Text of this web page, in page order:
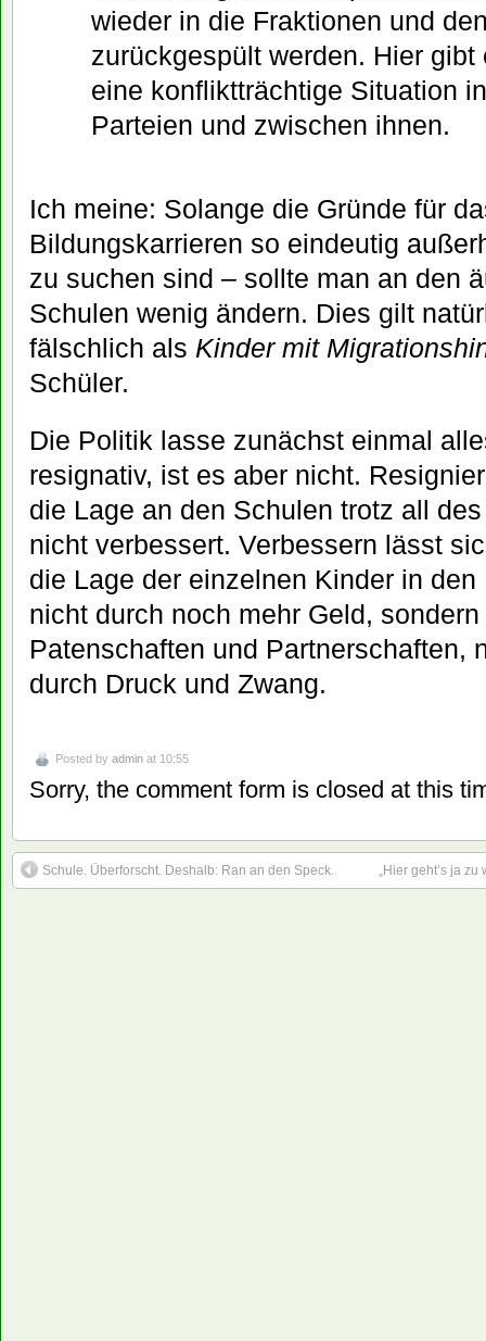
wieder in die Fraktionen und
zurückgespült werden. Hier gibt
eine konfliktträchtige Situation
Parteien und zwischen ihnen.
Ich meine: Solange die Gründe für
Bildungskarrieren so eindeutig
zu suchen sind – sollte man an den
Schulen wenig ändern. Dies gilt
fälschlich als Kinder mit
Schüler.
Die Politik lasse zunächst einmal
resignativ, ist es aber nicht.
die Lage an den Schulen trotz all
nicht verbessert. Verbessern lässt
die Lage der einzelnen Kinder in
nicht durch noch mehr Geld,
Patenschaften und Partnerschaften,
durch Druck und Zwang.
Posted by admin at 10:55
Sorry, the comment form is closed at this
Schule. Überforscht. Deshalb: Ran an den Speck. „Hier geht’s ja